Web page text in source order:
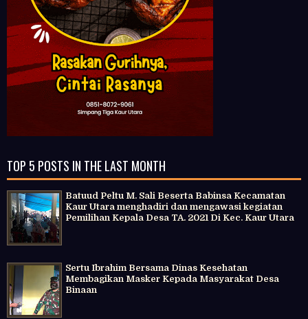
TOP 5 POSTS IN THE LAST MONTH
Batuud Peltu M. Sali Beserta Babinsa Kecamatan
Kaur Utara menghadiri dan mengawasi kegiatan
Pemilihan Kepala Desa TA. 2021 Di Kec. Kaur Utara
Sertu Ibrahim Bersama Dinas Kesehatan
Membagikan Masker Kepada Masyarakat Desa
Binaan